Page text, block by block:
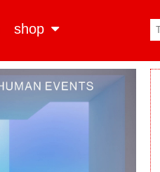
shop